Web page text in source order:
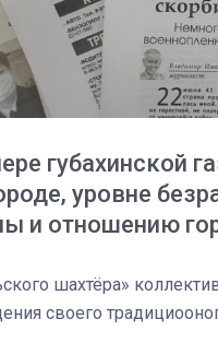
губахинской
уровне
и отношению
шахтёра»
своего